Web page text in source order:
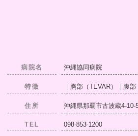
病院名 沖縄協同病院
特徴 ｜胸部（TEVAR）｜腹部
住所 沖縄県那覇市古波蔵4-10-
TEL 098-853-1200